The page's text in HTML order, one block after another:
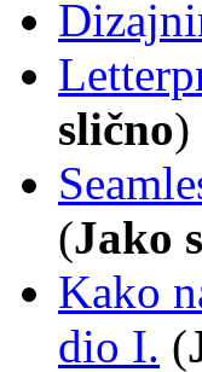
slično)
(Jako
Kako
dio I. (